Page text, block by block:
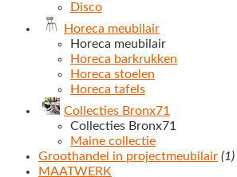
Disco
Horeca meubilair
Horeca meubilair
Horeca barkrukken
Horeca stoelen
Horeca tafels
Collecties Bronx71
Collecties Bronx71
Maine collectie
Groothandel in projectmeubilair (1)
MAATWERK